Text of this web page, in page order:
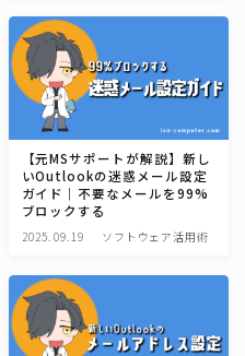
【元MSサポートが解説】新し
いOutlookの迷惑メール設定
ガイド｜不要なメールを99%
ブロックする
2025.09.19 ソフトウェア活用術